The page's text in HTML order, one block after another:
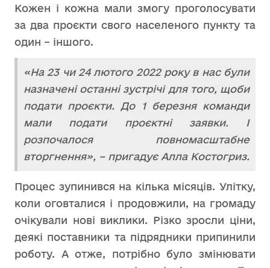
Кожен і кожна мали змогу проголосувати
за два проєкти свого населеного пункту та
один – іншого.
«На 23 чи 24 лютого 2022 року в нас були
назначені останні зустрічі для того, щоби
подати проєкти. До 1 березня команди
мали подати проєктні заявки. І
розпочалося повномасштабне
вторгнення», – пригадує Алла Костогриз.
Процес зупинився на кілька місяців. Улітку,
коли оговталися і продовжили, на громаду
очікували нові виклики. Різко зросли ціни,
деякі поставники та підрядники припинили
роботу. А отже, потрібно було змінювати